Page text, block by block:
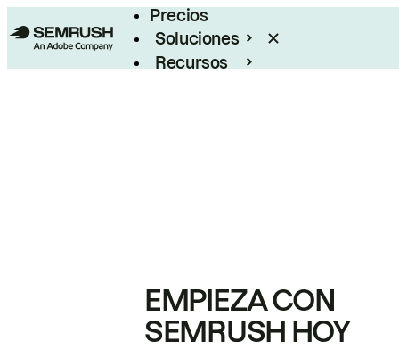
Precios
Soluciones
Recursos
EMPIEZA CON
SEMRUSH HOY